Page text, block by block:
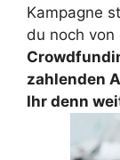
Kampagne
du noch von
zahlenden
Ihr denn